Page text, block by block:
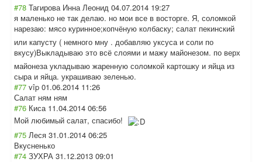
#78 Тагирова Инна Леонид 04.07.2014 19:27
я маленько не так делаю. но мои все в восторге. Я, соломкой
нарезаю: мясо куринное;копчёную колбаску; салат пекинский
или капусту ( немного мну . добавляю уксуса и соли по
вкусу)Выкладываю это всё слоями и мажу майонезом. по верх
майонеза укладываю жаренную соломкой картошку и яйца из
сыра и яйца. украшиваю зеленью.
#77 vîp 01.06.2014 11:26
Салат ням ням
#76 Киса 11.04.2014 06:56
Мой любимый салат, спасибо!
#75 Леся 31.01.2014 06:25
Вкусненько
#74 ЗУХРА 31.12.2013 09:01